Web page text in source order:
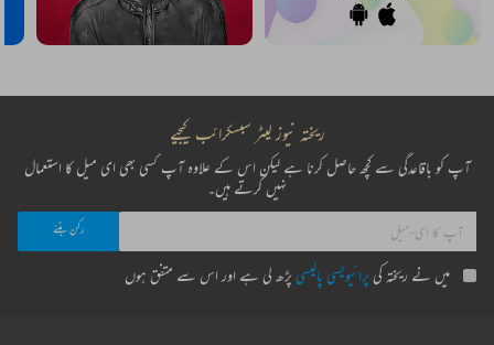
ریختہ نیوز لیٹر سبسکرائب کیجیے
آپ کو باقاعدگی سے کچھ حاصل کرنا ہے لیکن اس کے علاوہ آپ کسی بھی ای میل کا استعمال
نہیں کرتے ہیں۔
میں نے ریختہ کی پرائیویسی پالیسی پڑھ لی ہے اور اس سے متفق ہوں